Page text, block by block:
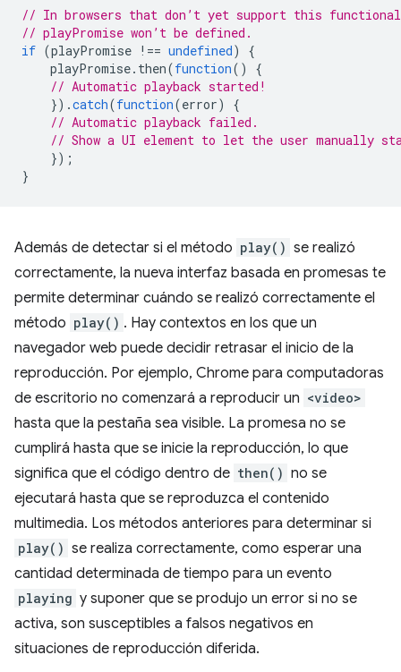
// In browsers that don’t yet support this
// playPromise won’t be defined.
if (playPromise !== undefined)
{
playPromise. then(function()
{
// Automatic playback started!
}).catch(function(error)
{
// Automatic playback failed.
// Show a UI element to let the user manually
});
}
Además de detectar si el método play() se realizó
correctamente, la nueva interfaz basada en promesas te
permite determinar cuándo se realizó correctamente el
método play() . Hay contextos en los que un
navegador web puede decidir retrasar el inicio de la
reproducción. Por ejemplo, Chrome para computadoras
de escritorio no comenzará a reproducir un <video>
hasta que la pestaña sea visible. La promesa no se
cumplirá hasta que se inicie la reproducción, lo que
significa que el código dentro de then() no se
ejecutará hasta que se reproduzca el contenido
multimedia. Los métodos anteriores para determinar si
play() se realiza correctamente, como esperar una
cantidad determinada de tiempo para un evento
playing y suponer que se produjo un error si no se
activa, son susceptibles a falsos negativos en
situaciones de reproducción diferida.